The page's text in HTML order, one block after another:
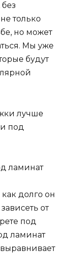
только
но может
Мы уже
будут
лучше
под
ламинат
долго он
от
под
ламинат